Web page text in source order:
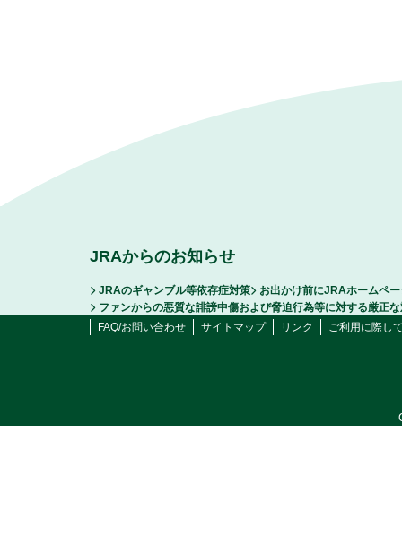
JRAからのお知らせ
JRAのギャンブル等依存症対策
お出かけ前にJRAホームペ
ファンからの悪質な誹謗中傷および脅迫行為等に対する厳正
FAQ/お問い合わせ
サイトマップ リンク ご利用に際し